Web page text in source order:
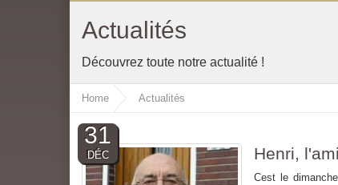
Actualités
Découvrez toute notre actualité !
Home Actualités
31
DÉC Henri,
Cest le